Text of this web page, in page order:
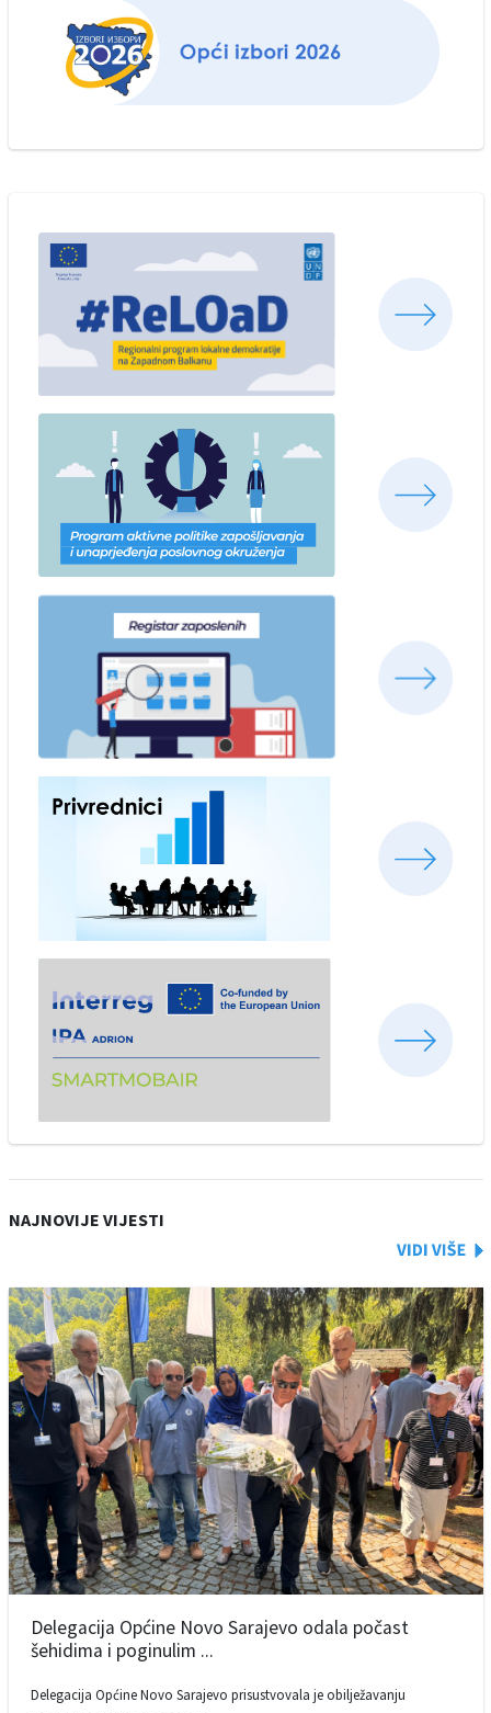
NAJNOVIJE VIJESTI
Delegacija Općine Novo Sarajevo odala počast
šehidima i poginulim ...
Delegacija Općine Novo Sarajevo prisustvovala je obilježavanju